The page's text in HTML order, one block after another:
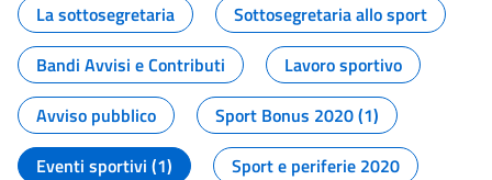
La sottosegretaria
Sottosegretaria allo sport
Bandi Avvisi e Contributi
Lavoro sportivo
Avviso pubblico
Sport Bonus 2020 (1)
Eventi sportivi (1)
Sport e periferie 2020